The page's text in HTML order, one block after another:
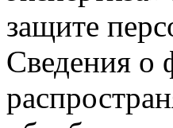
защите
Сведения о